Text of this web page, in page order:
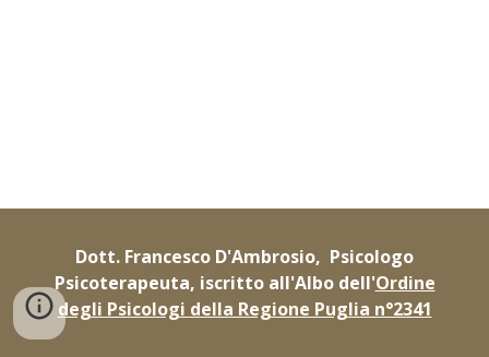
Dott. Francesco D'Ambrosio, Psicologo
Psicoterapeuta, iscritto all'Albo dell'Ordine
degli Psicologi della Regione Puglia n°2341